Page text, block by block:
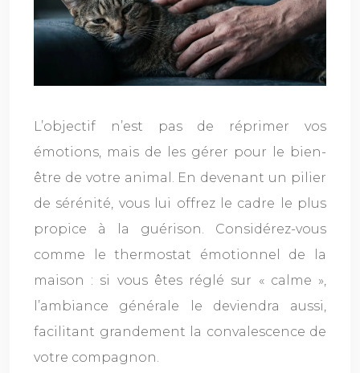
L’objectif n’est pas de réprimer vos
émotions, mais de les gérer pour le bien-
être de votre animal. En devenant un pilier
de sérénité, vous lui offrez le cadre le plus
propice à la guérison. Considérez-vous
comme le thermostat émotionnel de la
maison : si vous êtes réglé sur « calme »,
l’ambiance générale le deviendra aussi,
facilitant grandement la convalescence de
votre compagnon.